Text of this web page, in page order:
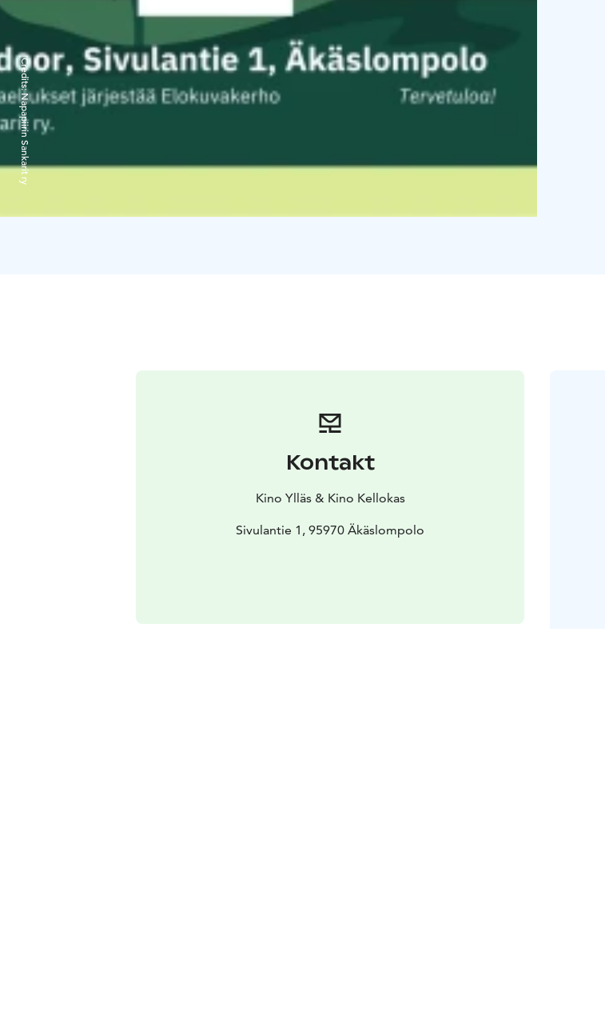
Credits:
Napapiirin Sankarit ry
Kontakt
Kino Ylläs & Kino Kellokas
Sivulantie 1, 95970 Äkäslompolo